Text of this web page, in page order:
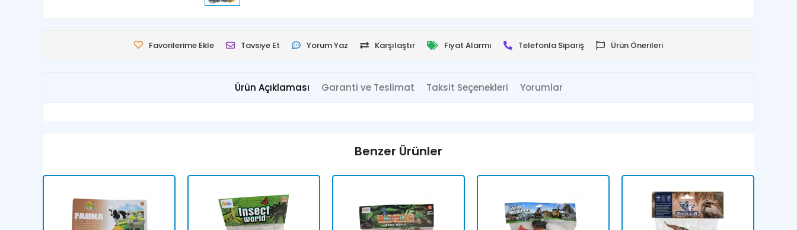
Favorilerime Ekle Tavsiye Et Yorum Yaz Karşılaştır Fiyat Alarmı Telefonla Sipariş Ürün Önerileri
Ürün Açıklaması Garanti ve Teslimat Taksit Seçenekleri Yorumlar
Benzer Ürünler